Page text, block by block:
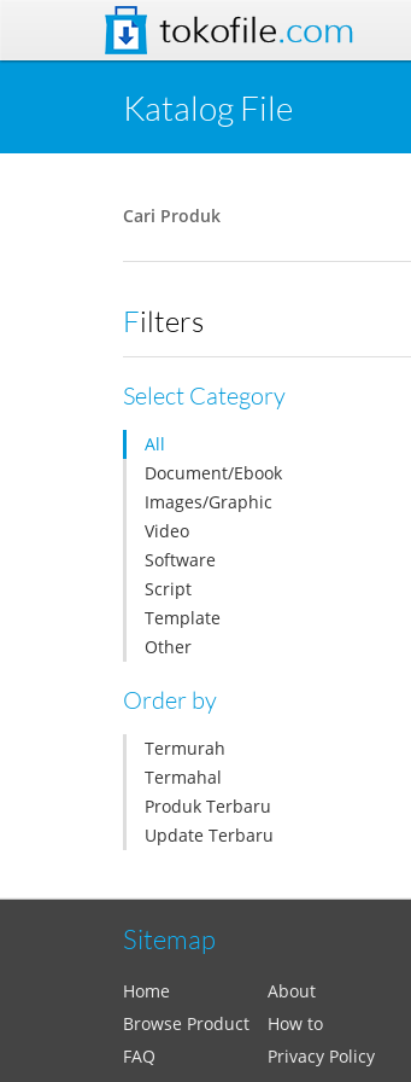
tokofile.com
Katalog File
Cari Produk
Filters
Select Category
All
Document/Ebook
Images/Graphic
Video
Software
Script
Template
Other
Order by
Termurah
Termahal
Produk Terbaru
Update Terbaru
Sitemap
Home About
Browse Product
How to
FAQ
Privacy Policy